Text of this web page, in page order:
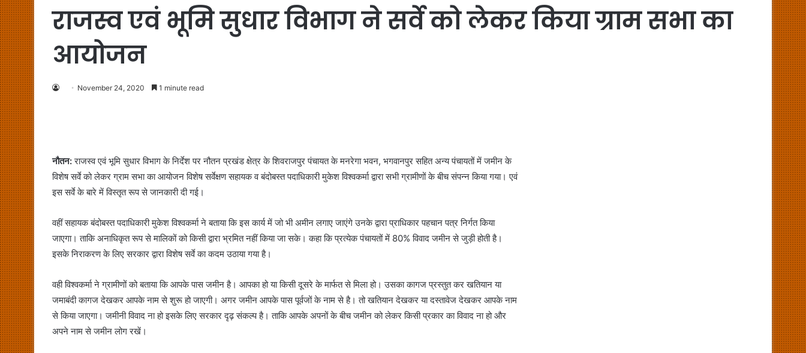
राजस्व एवं भूमि सुधार विभाग ने सर्वे को लेकर किया ग्राम सभा का
आयोजन
November 24, 2020 1 minute read
नौतन:राजस्व एवं भूमि सुधार विभाग के निर्देश पर नौतन प्रखंड क्षेत्र के शिवराजपुर पंचायत के मनरेगा भवन, भगवानपुर सहित अन्य पंचायतों में जमीन के
विशेष सर्वे को लेकर ग्राम सभा का आयोजन विशेष सर्वेक्षण सहायक व बंदोबस्त पदाधिकारी मुकेश विश्वकर्मा द्वारा सभी ग्रामीणों के बीच संपन्न किया गया। एवं
इस सर्वे के बारे में विस्तृत रूप से जानकारी दी गई।
वहीं सहायक बंदोबस्त पदाधिकारी मुकेश विश्वकर्मा ने बताया कि इस कार्य में जो भी अमीन लगाए जाएंगे उनके द्वारा प्राधिकार पहचान पत्र निर्गत किया
जाएगा। ताकि अनाधिकृत रूप से मालिकों को किसी द्वारा भ्रमित नहीं किया जा सके। कहा कि प्रत्येक पंचायतों में 80% विवाद जमीन से जुड़ी होती है।
इसके निराकरण के लिए सरकार द्वारा विशेष सर्वे का कदम उठाया गया है।
वही विश्वकर्मा ने ग्रामीणों को बताया कि आपके पास जमीन है। आपका हो या किसी दूसरे के मार्फत से मिला हो। उसका कागज प्रस्तुत कर खतियान या
जमाबंदी कागज देखकर आपके नाम से शुरू हो जाएगी। अगर जमीन आपके पास पूर्वजों के नाम से है। तो खतियान देखकर या दस्तावेज देखकर आपके नाम
से किया जाएगा। जमीनी विवाद ना हो इसके लिए सरकार दृढ़ संकल्प है। ताकि आपके अपनों के बीच जमीन को लेकर किसी प्रकार का विवाद ना हो और
अपने नाम से जमीन लोग रखें।